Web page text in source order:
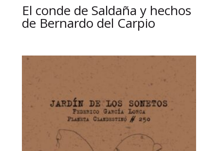
El conde de Saldaña y hechos
de Bernardo del Carpio